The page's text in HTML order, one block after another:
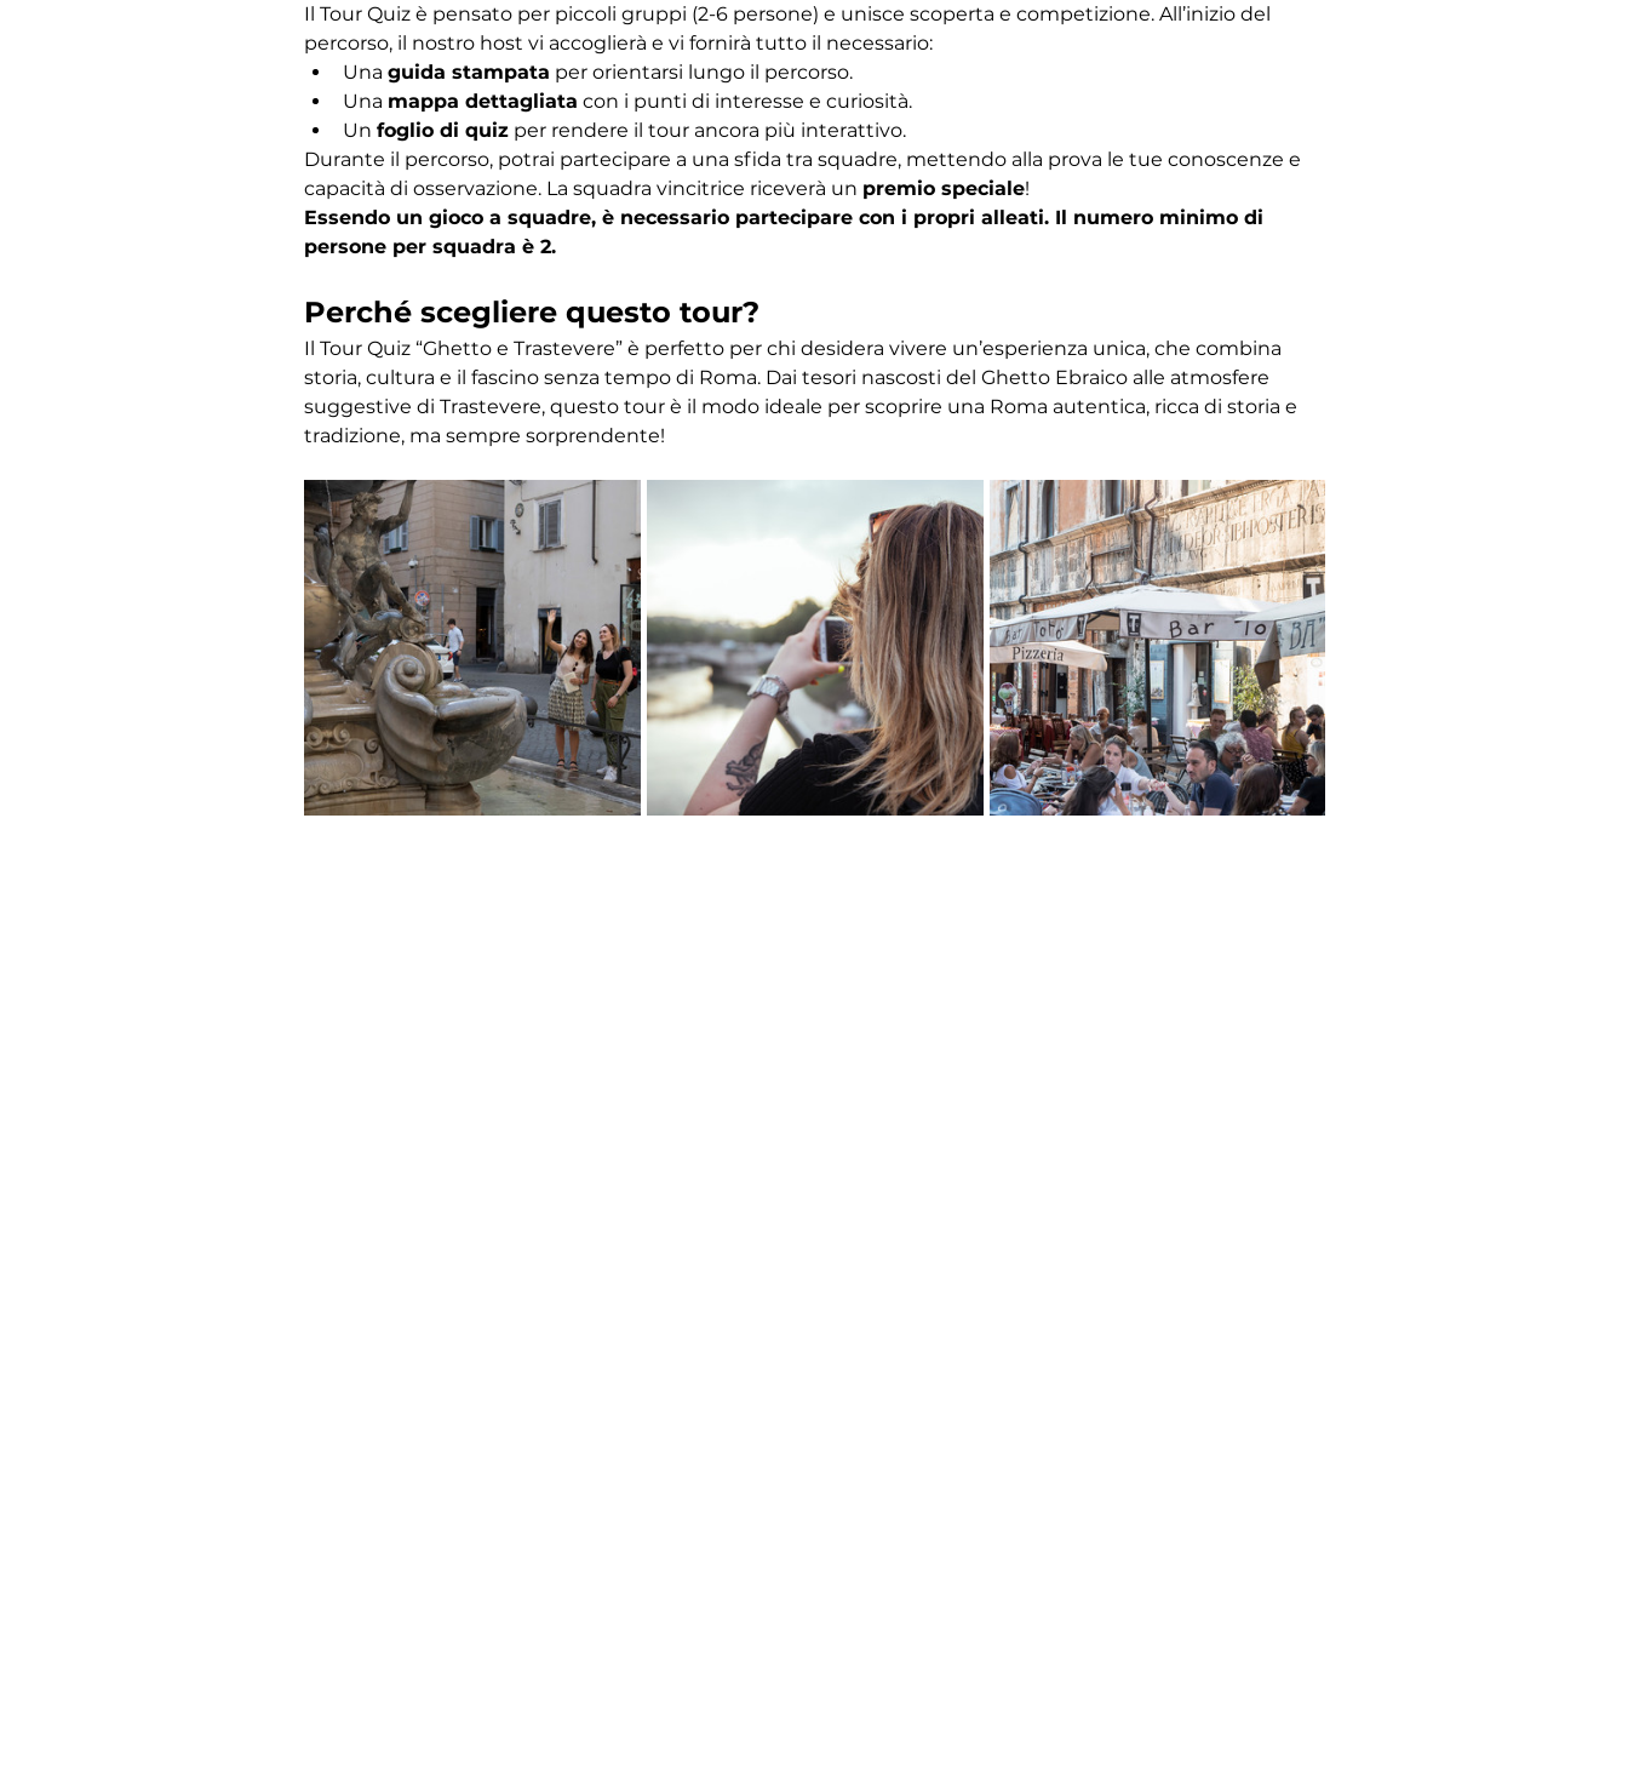
Il Tour Quiz è pensato per piccoli gruppi (2-6 persone) e unisce scoperta e competizione. All’inizio del
percorso, il nostro host vi accoglierà e vi fornirà tutto il necessario:
Una guida stampata per orientarsi lungo il percorso.
Una mappa dettagliata con i punti di interesse e curiosità.
Un foglio di quiz per rendere il tour ancora più interattivo.
Durante il percorso, potrai partecipare a una sfida tra squadre, mettendo alla prova le tue conoscenze e
capacità di osservazione. La squadra vincitrice riceverà un premio speciale!
Essendo un gioco a squadre, è necessario partecipare con i propri alleati. Il numero minimo di
persone per squadra è 2.
Perché scegliere questo tour?
Il Tour Quiz “Ghetto e Trastevere” è perfetto per chi desidera vivere un’esperienza unica, che combina
storia, cultura e il fascino senza tempo di Roma. Dai tesori nascosti del Ghetto Ebraico alle atmosfere
suggestive di Trastevere, questo tour è il modo ideale per scoprire una Roma autentica, ricca di storia e
tradizione, ma sempre sorprendente!